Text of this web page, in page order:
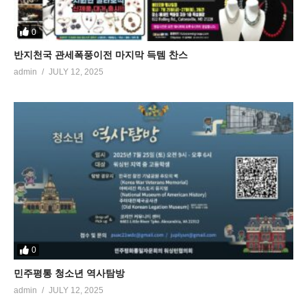
0
반지천국 관세폭풍이전 마지막 득템 찬스
admin JULY 12, 2025
0
민주평통 청소년 역사탐방
admin JULY 12, 2025